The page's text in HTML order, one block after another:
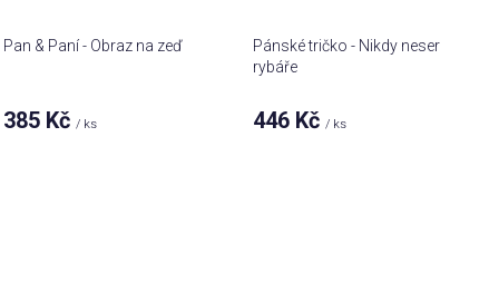
Pan & Paní - Obraz na zeď
385 Kč / ks
Pánské tričko - Nikdy neser
rybáře
446 Kč / ks